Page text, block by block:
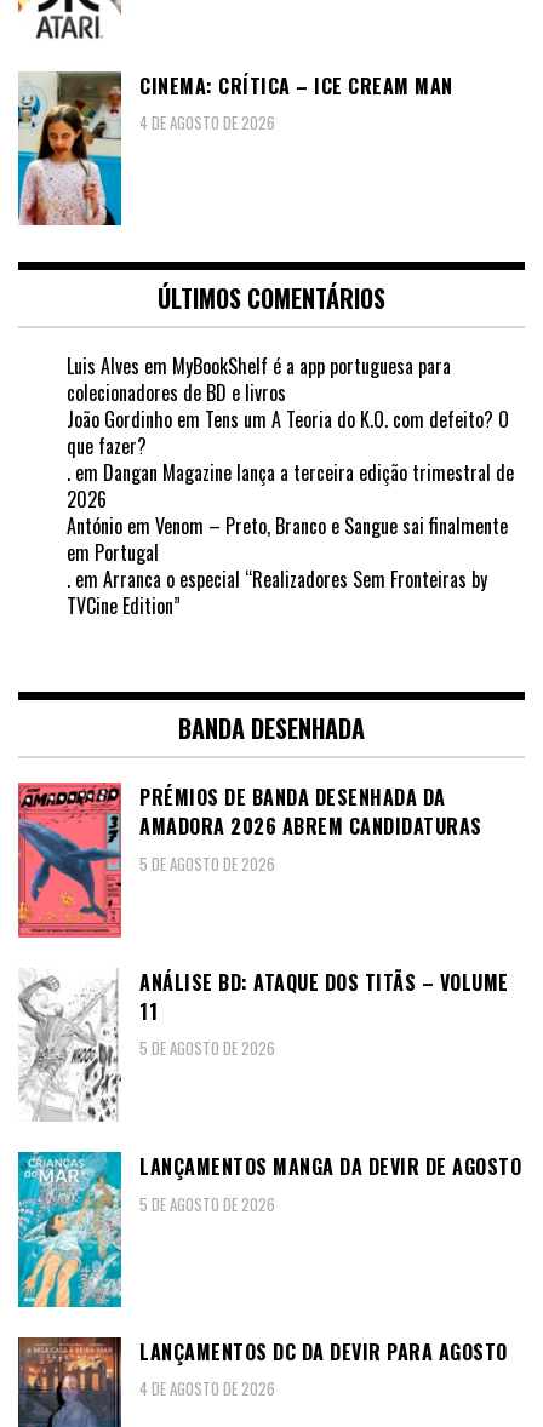
CINEMA: CRÍTICA – ICE CREAM MAN
4 DE AGOSTO DE 2026
ÚLTIMOS COMENTÁRIOS
Luis Alves em MyBookShelf é a app portuguesa para
colecionadores de BD e livros
João Gordinho em Tens um A Teoria do K.O. com defeito? O
que fazer?
. em Dangan Magazine lança a terceira edição trimestral de
2026
António em Venom – Preto, Branco e Sangue sai finalmente
em Portugal
. em Arranca o especial “Realizadores Sem Fronteiras by
TVCine Edition”
BANDA DESENHADA
PRÉMIOS DE BANDA DESENHADA DA
AMADORA 2026 ABREM CANDIDATURAS
5 DE AGOSTO DE 2026
ANÁLISE BD: ATAQUE DOS TITÃS – VOLUME
11
5 DE AGOSTO DE 2026
LANÇAMENTOS MANGA DA DEVIR DE AGOSTO
5 DE AGOSTO DE 2026
LANÇAMENTOS DC DA DEVIR PARA AGOSTO
4 DE AGOSTO DE 2026